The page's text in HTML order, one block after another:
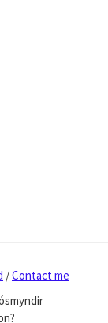
/Contact me